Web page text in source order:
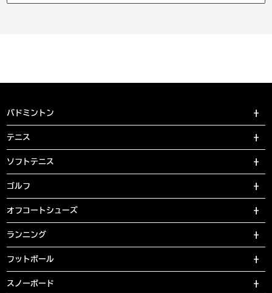
バドミントン
テニス
ソフトテニス
ゴルフ
オフコートシューズ
ランニング
フットボール
スノーボード